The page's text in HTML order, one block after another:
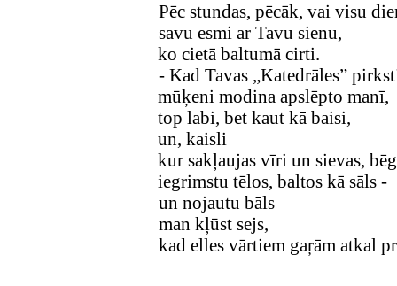
Pēc stundas, pēcāk, vai visu
savu esmi ar Tavu sienu,
ko cietā baltumā cirti.
- Kad Tavas „Katedrāles”
mūķeni modina apslēpto manī,
top labi, bet kaut kā baisi,
un, kaisli
kur sakļaujas vīri un sievas,
iegrimstu tēlos, baltos kā sāls -
un nojautu bāls
man kļūst sejs,
kad elles vārtiem gaŗām atkal